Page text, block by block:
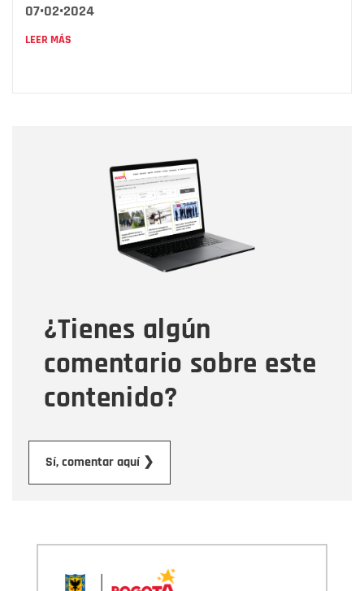
07•02•2024
LEER MÁS
¿Tienes algún
comentario sobre este
contenido?
Sí, comentar aquí ❯
Correo electrónico
Tipo de comentario
Mensaje